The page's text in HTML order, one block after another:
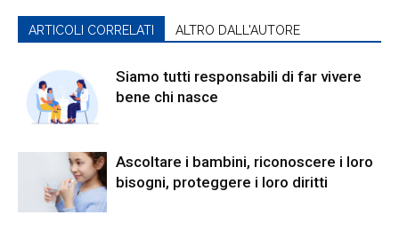
ARTICOLI CORRELATI ALTRO DALL'AUTORE
Siamo tutti responsabili di far vivere
bene chi nasce
Ascoltare i bambini, riconoscere i loro
bisogni, proteggere i loro diritti